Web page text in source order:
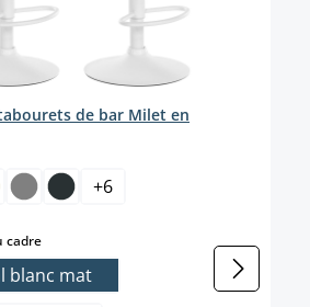
de bar Milet en
+6
cadreselect
blanc mat